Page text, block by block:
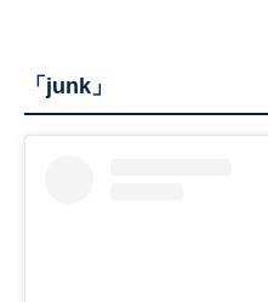
「junk」